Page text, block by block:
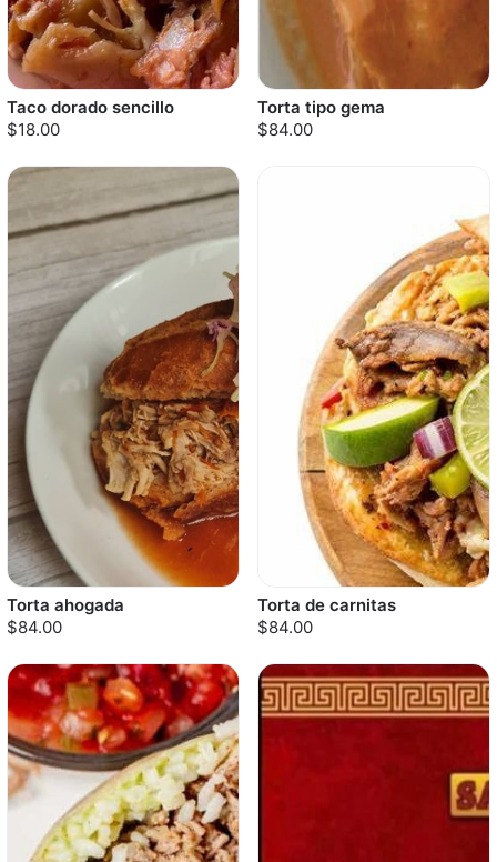
Taco dorado sencillo
$18.00
Torta tipo gema
$84.00
Torta ahogada
$84.00
Torta de carnitas
$84.00